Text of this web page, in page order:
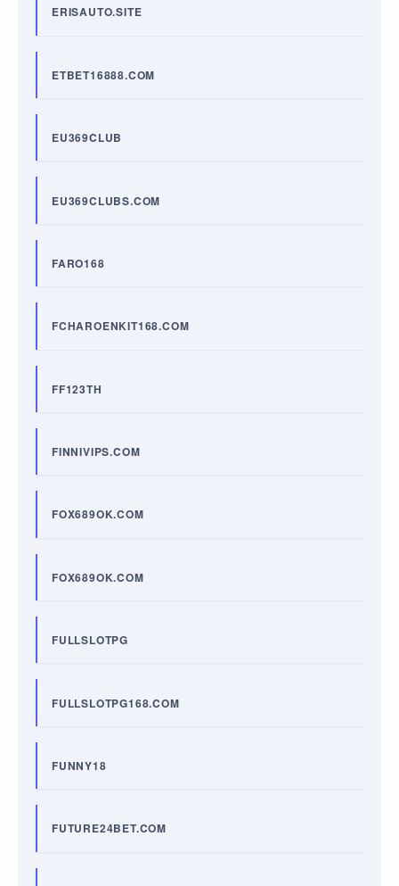
ERISAUTO.SITE
ETBET16888.COM
EU369CLUB
EU369CLUBS.COM
FARO168
FCHAROENKIT168.COM
FF123TH
FINNIVIPS.COM
FOX689OK.COM
FOX689OK.COM
FULLSLOTPG
FULLSLOTPG168.COM
FUNNY18
FUTURE24BET.COM